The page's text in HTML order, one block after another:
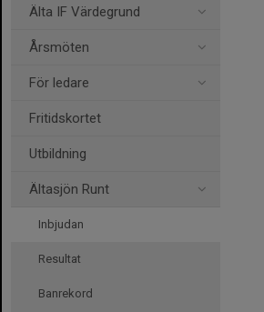
Älta IF Värdegrund
Årsmöten
För ledare
Fritidskortet
Utbildning
Ältasjön Runt
Inbjudan
Resultat
Banrekord